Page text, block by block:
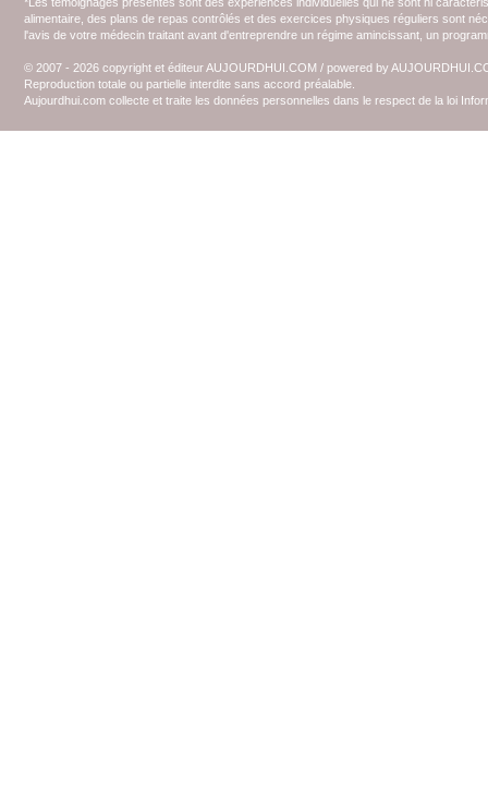
alimentaire, des plans de repas contrôlés et des exercices physiques réguliers sont
l'avis de votre médecin traitant avant d'entreprendre un régime amincissant, un
© 2007 - 2026 copyright et éditeur AUJOURDHUI.COM / powered by
Reproduction totale ou partielle interdite sans accord préalable.
Aujourdhui.com collecte et traite les données personnelles dans le respect de la loi